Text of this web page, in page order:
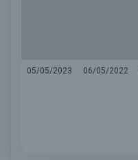
05/05/2023 06/05/2022